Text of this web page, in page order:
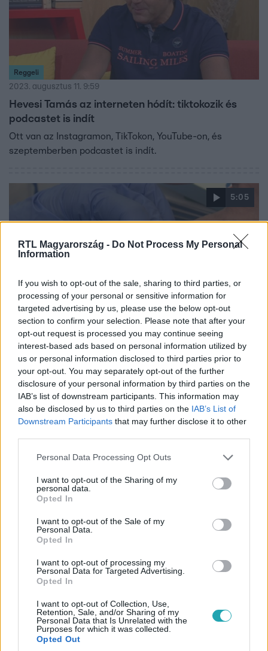
RTL Magyarország - Do Not Process My Personal
Information
If you wish to opt-out of the sale, sharing to third parties, or
processing of your personal or sensitive information for
targeted advertising by us, please use the below opt-out
section to confirm your selection. Please note that after your
opt-out request is processed you may continue seeing
interest-based ads based on personal information utilized by
us or personal information disclosed to third parties prior to
your opt-out. You may separately opt-out of the further
disclosure of your personal information by third parties on the
IAB’s list of downstream participants. This information may
also be disclosed by us to third parties on the IAB’s List of
Downstream Participants that may further disclose it to other
Please note that this website/app uses one or more Google
not limited to your visit or usage behaviour. You may click to
grant or deny consent to Google and its third-party tags to
use your data for below specified purposes in below Google
consent section.
Personal Data Processing Opt Outs
I want to opt-out of the Sharing of my
personal data.
Opted In
I want to opt-out of the Sale of my
Personal Data.
Opted In
I want to opt-out of processing my
Personal Data for Targeted Advertising.
Opted In
I want to opt-out of Collection, Use,
Retention, Sale, and/or Sharing of my
Personal Data that Is Unrelated with the
Purposes for which it was collected.
Opted Out
Reggeli
2023. augusztus 11. 9:59
Hevesi Tamás az interneten hódít: tiktokozik és
podcastet is indít
Ott van az Instagramon, TikTokon, YouTube-on, és
szeptemberben podcastet is indít.
5:05
Fókusz
2023. június 27. 19:03
Másfél millióhoz közelíthet a magyar
cukorbetegek száma, sokan nem is tudnak róla,
hogy diabéteszesek
A magyarok állítólag évente átlagosan fejenként 40 kiló
cukrot esznek meg, ami egy nap alatt 11 dekagrammot
jelent.
2023. június 23. 11:06
„Álomszerűen sikerült” – Európa-bajnok lett a
cukorbeteg futsalválogatott